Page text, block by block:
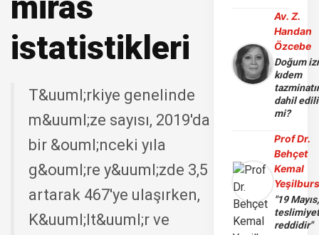
istatistikleri
T&uuml;rkiye genelinde
m&uuml;ze sayısı, 2019'da
bir &ouml;nceki yıla
g&ouml;re y&uuml;zde 3,5
artarak 467'ye ulaşırken,
K&uuml;lt&uuml;r ve
Av. Z.
Handan
Özcebe
Doğum
kıdem
dahil
mi?
Prof Dr.
Behçet
Kemal
"19 Mayıs,
reddidir"